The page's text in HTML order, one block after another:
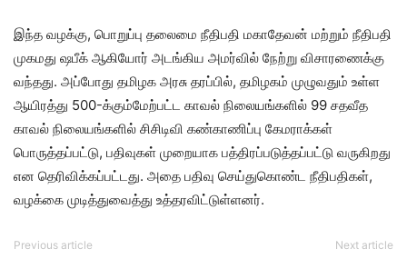
இந்த வழக்கு, பொறுப்பு தலைமை நீதிபதி மகாதேவன் மற்றும் நீதிபதி
முகமது ஷபீக் ஆகியோர் அடங்கிய அமர்வில் நேற்று விசாரணைக்கு
வந்தது. அப்போது தமிழக அரசு தரப்பில், தமிழகம் முழுவதும் உள்ள
ஆயிரத்து 500-க்கும்மேற்பட்ட காவல் நிலையங்களில் 99 சதவீத
காவல் நிலையங்களில் சிசிடிவி கண்காணிப்பு கேமராக்கள்
பொருத்தப்பட்டு, பதிவுகள் முறையாக பத்திரப்படுத்தப்பட்டு வருகிறது
என தெரிவிக்கப்பட்டது. அதை பதிவு செய்துகொண்ட நீதிபதிகள்,
வழக்கை முடித்துவைத்து உத்தரவிட்டுள்ளனர்.
Previous article Next article